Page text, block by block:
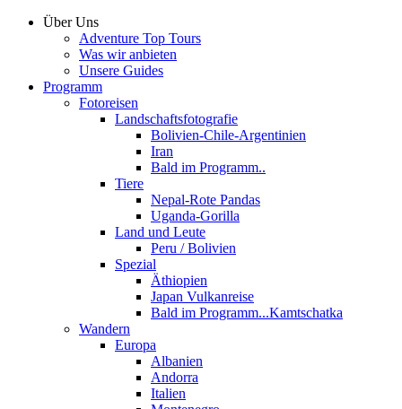
Über Uns
Adventure Top Tours
Was wir anbieten
Unsere Guides
Programm
Fotoreisen
Landschaftsfotografie
Bolivien-Chile-Argentinien
Iran
Bald im Programm..
Tiere
Nepal-Rote Pandas
Uganda-Gorilla
Land und Leute
Peru / Bolivien
Spezial
Äthiopien
Japan Vulkanreise
Bald im Programm...Kamtschatka
Wandern
Europa
Albanien
Andorra
Italien